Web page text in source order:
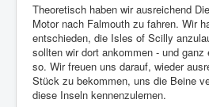
Theoretisch haben wir ausreichend
Motor nach Falmouth zu fahren. Wir
entschieden, die Isles of Scilly
sollten wir dort ankommen - und
so. Wir freuen uns darauf, wieder
Stück zu bekommen, uns die Beine
diese Inseln kennenzulernen.